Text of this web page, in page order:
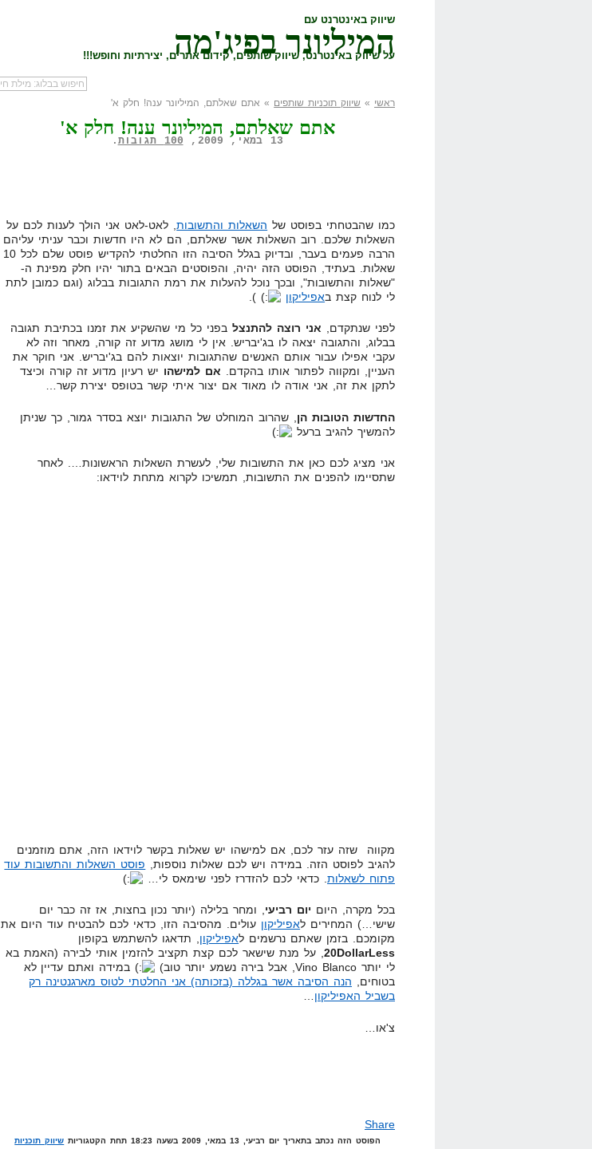
שיווק באינטרנט עם
המיליונר בפיג'מה
על שיווק באינטרנט, שיווק שותפים, קידום אתרים, יצירתיות וחופש!!!
הבלוג
ראשי » שיווק תוכניות שותפים » אתם שאלתם, המיליונר ענה! חלק א'
אתם שאלתם, המיליונר ענה! חלק א'
13 במאי, 2009, 100 תגובות .
כמו שהבטחתי בפוסט של השאלות והתשובות, לאט-לאט אני הולך לענות לכם על
השאלות שלכם. רוב השאלות אשר שאלתם, הם לא היו חדשות וכבר עניתי עליהם
הרבה פעמים בעבר, ובדיוק בגלל הסיבה הזו החלטתי להקדיש פוסט שלם לכל 10
שאלות. בעתיד, הפוסט הזה יהיה, והפוסטים הבאים בתור יהיו חלק מפינת ה-
"שאלות והתשובות", ובכך נוכל להעלות את רמת התגובות בבלוג (וגם כמובן לתת
לי לנוח קצת באפיליקון ).
לפני שנתקדם, אני רוצה להתנצלבפני כל מי שהשקיע את זמנו בכתיבת תגובה
בבלוג, והתגובה יצאה לו בג'יבריש. אין לי מושג מדוע זה קורה, מאחר וזה לא
עקבי אפילו עבור אותם האנשים שהתגובות יוצאות להם בג'יבריש. אני חוקר את
העניין, ומקווה לפתור אותו בהקדם. אם למישהו יש רעיון מדוע זה קורה וכיצד
לתקן את זה, אני אודה לו מאוד אם יצור איתי קשר בטופס יצירת קשר…
החדשות הטובות הן , שהרוב המוחלט של התגובות יוצא בסדר גמור, כך שניתן
להמשיך להגיב ברעל
אני מציג לכם כאן את התשובות שלי, לעשרת השאלות הראשונות…. לאחר
שתסיימו להפנים את התשובות, תמשיכו לקרוא מתחת לוידאו:
מקווה שזה עזר לכם, אם למישהו יש שאלות בקשר לוידאו הזה, אתם מוזמנים
להגיב לפוסט הזה. במידה ויש לכם שאלות נוספות, פוסט השאלות והתשובות עוד
פתוח לשאלות. כדאי לכם להזדרז לפני שימאס לי…
בכל מקרה, היום יום רביעי , ומחר בלילה (יותר נכון בחצות, אז זה כבר יום
שישי…) המחירים לאפיליקון עולים. מהסיבה הזו, כדאי לכם להבטיח עוד היום את
מקומכם. בזמן שאתם נרשמים לאפיליקון , תדאגו להשתמש בקופון
20DollarLess , על מנת שישאר לכם קצת תקציב להזמין אותי לבירה (האמת בא
לי יותר Vino Blanco, אבל בירה נשמע יותר טוב)
במידה ואתם עדיין לא
בטוחים, הנה הסיבה אשר בגללה (בזכותה) אני החלטתי לטוס מארגנטינה רק
בשביל האפיליקון
צ'או…
Share
הפוסט הזה נכתב בתאריך יום רביעי, 13 במאי, 2009 בשעה 18:23 תחת הקטגוריות
שיווק תוכניות